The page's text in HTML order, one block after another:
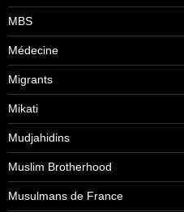
MBS
Médecine
Migrants
Mikati
Mudjahidins
Muslim Brotherhood
Musulmans de France